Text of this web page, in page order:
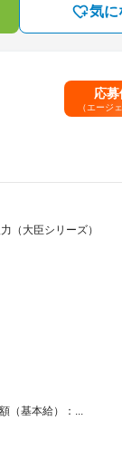
気に
応
（エージ
（大臣シリーズ）
（基本給）：...